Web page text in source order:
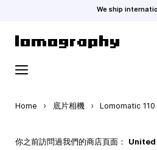
We ship
Home › 底片相機 › Lomomatic 110
你之前訪問過我們的商店頁面：